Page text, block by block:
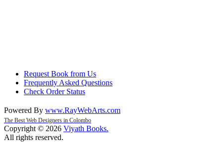
Request Book from Us
Frequently Asked Questions
Check Order Status
Powered By www.RayWebArts.com
The Best Web Designers in Colombo
Copyright © 2026 Viyath Books.
All rights reserved.